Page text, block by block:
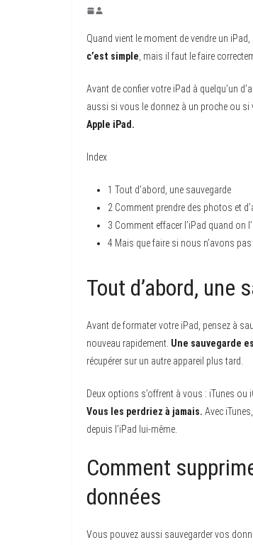
Quand vient le moment de vendre un
c’est simple , mais il faut le faire
Avant de confier votre iPad à quelqu’un
aussi si vous le donnez à un proche ou
Apple iPad.
Index
1 Tout d’abord, une sauvegarde
2 Comment prendre des photos et
3 Comment effacer l’iPad quand on
4 Mais que faire si nous n’avons
Tout d’abord, une
Avant de formater votre iPad, pensez à
nouveau rapidement. Une sauvegarde
récupérer sur un autre appareil plus tard.
Deux options s’offrent à vous : iTunes
Vous les perdriez à jamais. Avec
depuis l’iPad lui-même.
Comment
données
Vous pouvez aussi sauvegarder vos